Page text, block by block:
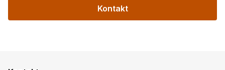
Kontakt